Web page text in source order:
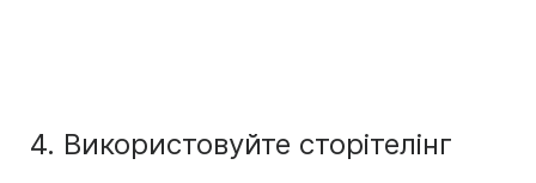
4. Використовуйте сторітелінг